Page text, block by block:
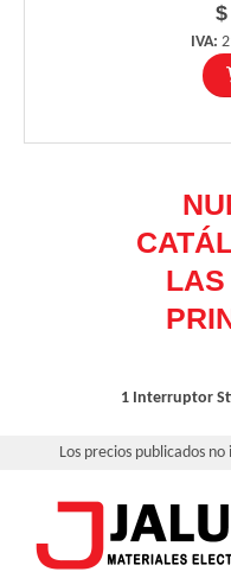
IVA:
1 Interruptor
Los precios publicados